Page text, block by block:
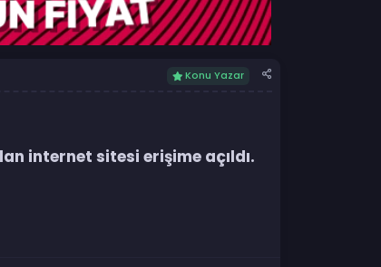
Konu Yazar
internet sitesi erişime açıldı.